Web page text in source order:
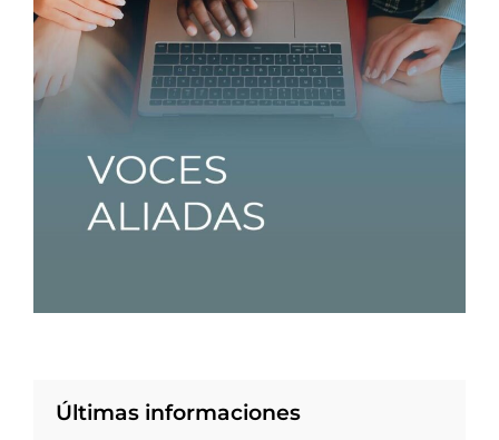
Últimas informaciones